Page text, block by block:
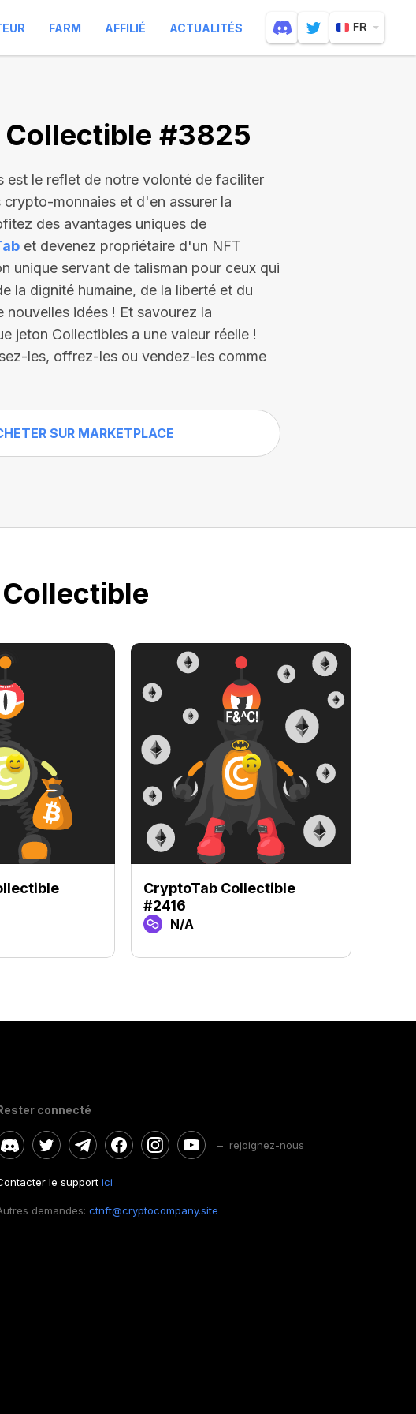
FARM AFFILIÉ ACTUALITÉS FR
Collectible #3825
est le reflet de notre volonté de faciliter
monnaies et d'en assurer la
des avantages uniques de
et devenez propriétaire d'un NFT
unique servant de talisman pour ceux qui
la dignité humaine, de la liberté et du
idées ! Et savourez la
jeton Collectibles a une valeur réelle !
les, offrez-les ou vendez-les comme
SUR MARKETPLACE
CryptoTab Collectible
#2416
N/A
connecté
– rejoignez-nous
le support ici
demandes: ctnft@cryptocompany.site